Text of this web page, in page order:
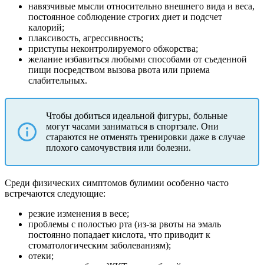
навязчивые мысли относительно внешнего вида и веса,
постоянное соблюдение строгих диет и подсчет
калорий;
плаксивость, агрессивность;
приступы неконтролируемого обжорства;
желание избавиться любыми способами от съеденной
пищи посредством вызова рвота или приема
слабительных.
Чтобы добиться идеальной фигуры, больные
могут часами заниматься в спортзале. Они
стараются не отменять тренировки даже в случае
плохого самочувствия или болезни.
Среди физических симптомов булимии особенно часто
встречаются следующие:
резкие изменения в весе;
проблемы с полостью рта (из-за рвоты на эмаль
постоянно попадает кислота, что приводит к
стоматологическим заболеваниям);
отеки;